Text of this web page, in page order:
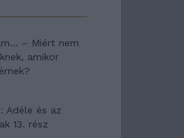
– Miért nem
amikor
Adéle és az
13. rész